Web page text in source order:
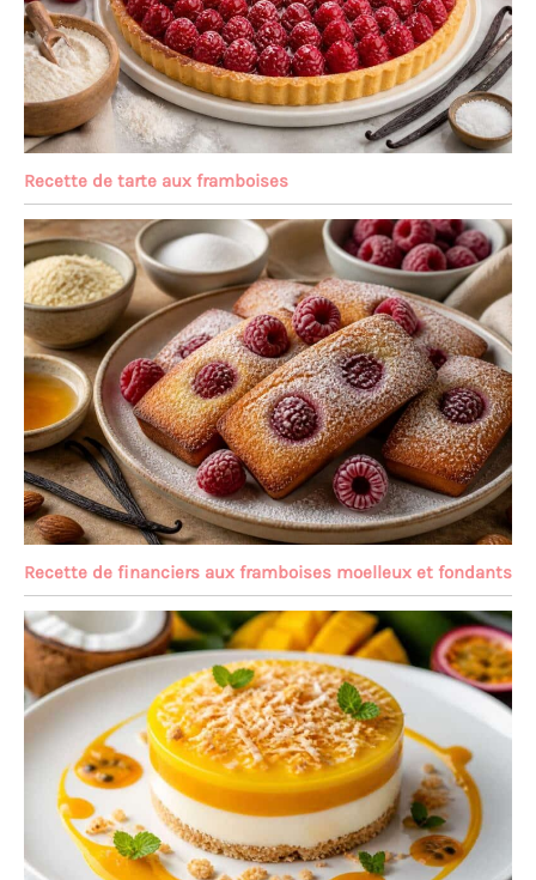
Recette de tarte aux framboises
Recette de financiers aux framboises moelleux et fondants